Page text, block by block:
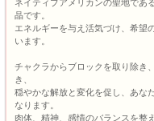
ネイティブアメリカンの聖地であ
晶です。
エネルギーを与え活気づけ、希望
います。
チャクラからブロックを取り除き
き、
穏やかな解放と変化を促し、あな
なります。
肉体、精神、感情のバランスを整